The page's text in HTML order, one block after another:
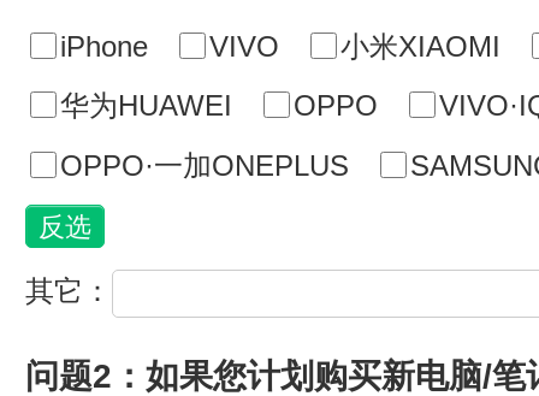
iPhone VIVO
小米XIAOMI
华为HUAWEI
OPPO
OPPO·一加ONEPLUS
其它：
问题2：如果您计划购买新电脑/